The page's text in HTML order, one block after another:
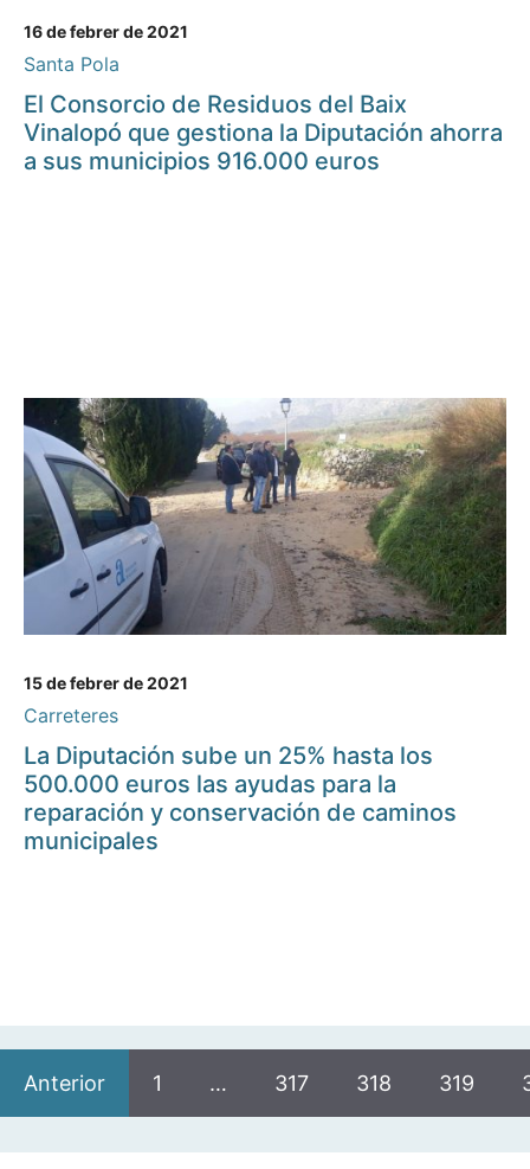
16 de febrer de 2021
Santa Pola
El Consorcio de Residuos del Baix
Vinalopó que gestiona la Diputación ahorra
a sus municipios 916.000 euros
15 de febrer de 2021
Carreteres
La Diputación sube un 25% hasta los
500.000 euros las ayudas para la
reparación y conservación de caminos
municipales
Anterior 1 … 317 318 319